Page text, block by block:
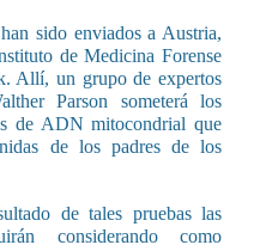
sido enviados a Austria,
de Medicina Forense
Allí, un grupo de expertos
Parson someterá los
de ADN mitocondrial que
de los padres de los
de tales pruebas las
considerando como